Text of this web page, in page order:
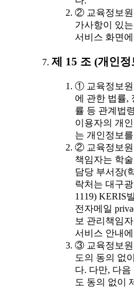
② 교육정보원
가사항이 있
서비스 화면
제 15 조 (개인
① 교육정보원
에 관한 법률,
률 등 관계법
이용자의 개
는 개인정보
② 교육정보원
책임자는 학
담당 부서장(
락처는 대구
1119) KERIS
전자메일
보 관리책임
서비스 안내
③ 교육정보원
도의 동의 없
다. 다만, 다
도 동의 없이